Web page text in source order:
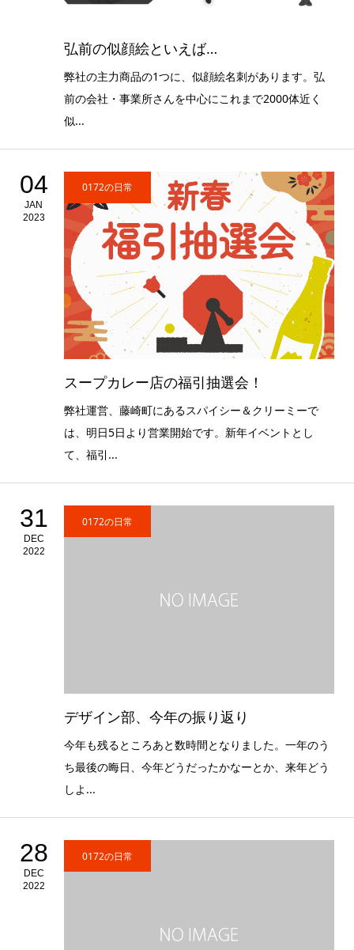
弘前の似顔絵といえば…
弊社の主力商品の1つに、似顔絵名刺があります。弘
前の会社・事業所さんを中心にこれまで2000体近く
似...
04
JAN
2023
0172の日常
スープカレー店の福引抽選会！
弊社運営、藤崎町にあるスパイシー＆クリーミーで
は、明日5日より営業開始です。新年イベントとし
て、福引...
31
DEC
2022
0172の日常
デザイン部、今年の振り返り
今年も残るところあと数時間となりました。一年のう
ち最後の晦日、今年どうだったかなーとか、来年どう
しよ...
28
DEC
2022
0172の日常